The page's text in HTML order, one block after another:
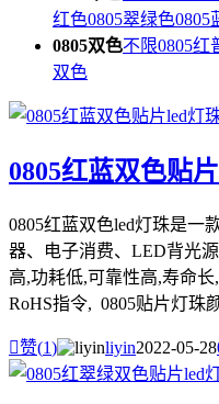
红色0805翠绿色0805
0805双色不限0805红
双色
0805红蓝双色贴
0805红蓝双色led灯珠是一
器、电子消费、LED背光
高,功耗低,可靠性高,寿命
RoHS指令, 0805贴片灯珠
赞(1) liyin2022-05-28